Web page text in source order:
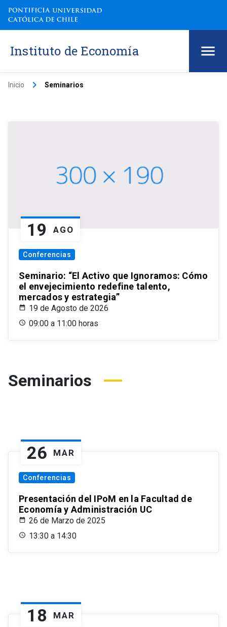
Instituto de Economía
Inicio keyboard_arrow_right Seminarios
19 AGO
Conferencias
Seminario: “El Activo que Ignoramos: Cómo
el envejecimiento redefine talento,
mercados y estrategia”
19 de Agosto de 2026
09:00 a 11:00 horas
Seminarios
26 MAR
Conferencias
Presentación del IPoM en la Facultad de
Economía y Administración UC
26 de Marzo de 2025
13:30 a 14:30
18 MAR